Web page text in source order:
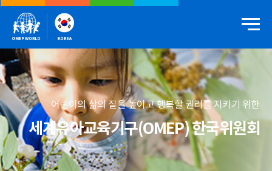
어린이의 삶의 질을 높이고 행복할 권리를 지키기 위한
세계유아교육기구(OMEP) 한국위원회